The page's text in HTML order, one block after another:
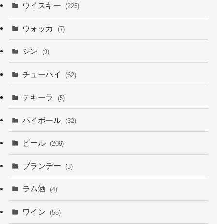
ウイスキー (225)
ウォッカ (7)
ジン (9)
チューハイ (62)
テキーラ (5)
ハイボール (32)
ビール (209)
ブランデー (3)
ラム酒 (4)
ワイン (55)